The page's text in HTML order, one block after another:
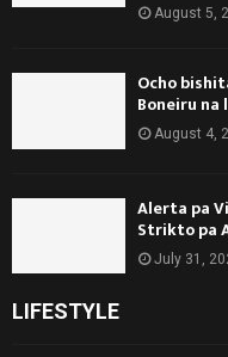
August 5,
Ocho
Boneiru na
August 4,
Alerta pa
Strikto pa
July 31,
LIFESTYLE